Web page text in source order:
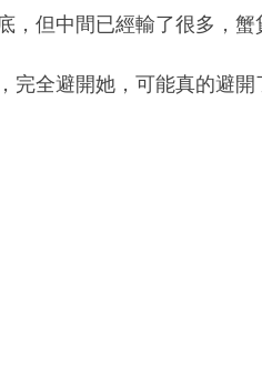
但中間已經輸了很多，蟹
完全避開她，可能真的避開